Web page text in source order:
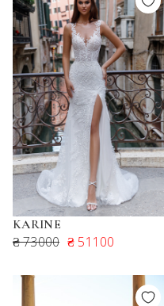
KARINE
₴ 73000 ₴ 51100